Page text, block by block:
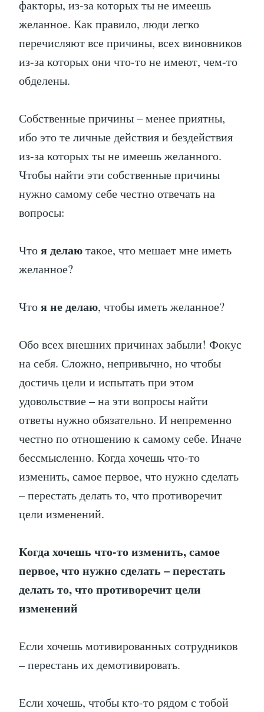
факторы, из-за которых ты не имеешь
желанное. Как правило, люди легко
перечисляют все причины, всех виновников
из-за которых они что-то не имеют, чем-то
обделены.
Собственные причины – менее приятны,
ибо это те личные действия и бездействия
из-за которых ты не имеешь желанного.
Чтобы найти эти собственные причины
нужно самому себе честно отвечать на
вопросы:
Чтоя делаютакое, что мешает мне иметь
желанное?
Чтоя не делаю, чтобы иметь желанное?
Обо всех внешних причинах забыли! Фокус
на себя. Сложно, непривычно, но чтобы
достичь цели и испытать при этом
удовольствие – на эти вопросы найти
ответы нужно обязательно. И непременно
честно по отношению к самому себе. Иначе
бессмысленно. Когда хочешь что-то
изменить, самое первое, что нужно сделать
– перестать делать то, что противоречит
цели изменений.
Когда хочешь что-то изменить, самое
первое, что нужно сделать – перестать
делать то, что противоречит цели
изменений
Если хочешь мотивированных сотрудников
– перестань их демотивировать.
Если хочешь, чтобы кто-то рядом с тобой